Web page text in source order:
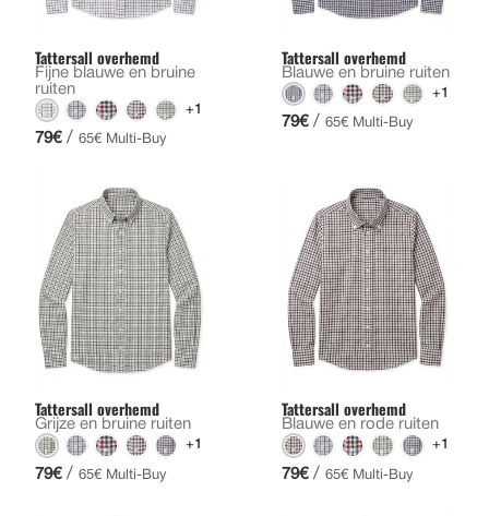
Tattersall overhemd
Fijne blauwe en bruine
ruiten
+1
79€ / 65€ Multi-Buy
Tattersall overhemd
Blauwe en bruine ruiten
+1
79€ / 65€ Multi-Buy
Tattersall overhemd
Grijze en bruine ruiten
+1
79€ / 65€ Multi-Buy
Tattersall overhemd
Blauwe en rode ruiten
+1
79€ / 65€ Multi-Buy